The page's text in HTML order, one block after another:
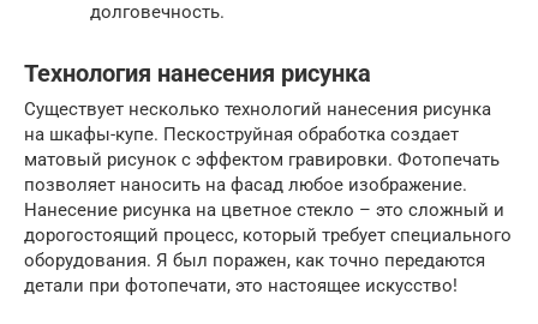
долговечность.
Технология нанесения рисунка
Существует несколько технологий нанесения рисунка
на шкафы-купе. Пескоструйная обработка создает
матовый рисунок с эффектом гравировки. Фотопечать
позволяет наносить на фасад любое изображение.
Нанесение рисунка на цветное стекло – это сложный и
дорогостоящий процесс, который требует специального
оборудования. Я был поражен, как точно передаются
детали при фотопечати, это настоящее искусство!